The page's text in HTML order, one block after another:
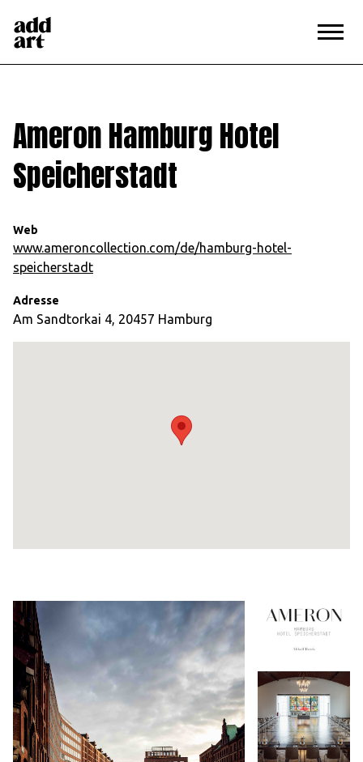
Unternehmen und
Ameron Hamburg Hotel
Speicherstadt
Web
www.ameroncollection.com/de/hamburg-hotel-
speicherstadt
Adresse
Am Sandtorkai 4, 20457 Hamburg